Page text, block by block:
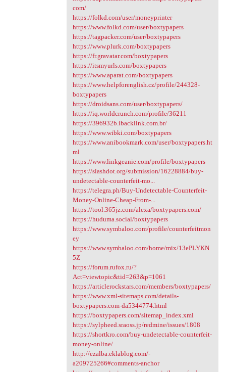
com/
https://folkd.com/user/moneyprinter
https://www.folkd.com/user/boxtypapers
https://tagpacker.com/user/boxtypapers
https://www.plurk.com/boxtypapers
https://fr.gravatar.com/boxtypapers
https://itsmyurls.com/boxtypapers
https://www.aparat.com/boxtypapers
https://www.helpforenglish.cz/profile/244328-
boxtypapers
https://droidsans.com/user/boxtypapers/
https://iq.worldcrunch.com/profile/36211
https://396932b.ibacklink.com.br/
https://www.wibki.com/boxtypapers
https://www.anibookmark.com/user/boxtypapers.ht
ml
https://www.linkgeanie.com/profile/boxtypapers
https://slashdot.org/submission/16228884/buy-
undetectable-counterfeit-mo...
https://telegra.ph/Buy-Undetectable-Counterfeit-
Money-Online-Cheap-From-...
https://tool.365jz.com/alexa/boxtypapers.com/
https://huduma.social/boxtypapers
https://www.symbaloo.com/profile/counterfeitmon
ey
https://www.symbaloo.com/home/mix/13ePLYKN
5Z
https://forum.rufox.ru/?
Act=viewtopic&tid=263&p=1061
https://articlerockstars.com/members/boxtypapers/
https://www.xml-sitemaps.com/details-
boxtypapers.com-da5344774.html
https://boxtypapers.com/sitemap_index.xml
https://sylpheed.sraoss.jp/redmine/issues/1808
https://shortkro.com/buy-undetectable-counterfeit-
money-online/
http://ezalba.eklablog.com/-
a209725266#comments-anchor